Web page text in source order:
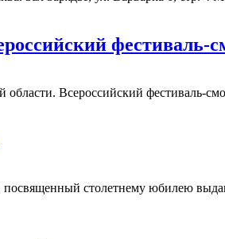
фестиваль-
Всероссийский фестиваль-
посвященный столетнему юбилею